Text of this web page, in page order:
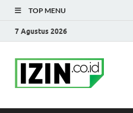
TOP MENU
7 Agustus 2026